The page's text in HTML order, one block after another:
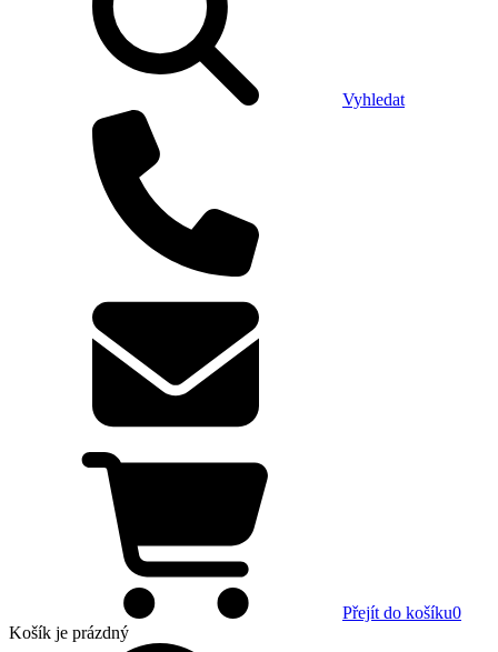
Vyhledat
Přejít do košíku0
Košík je prázdný